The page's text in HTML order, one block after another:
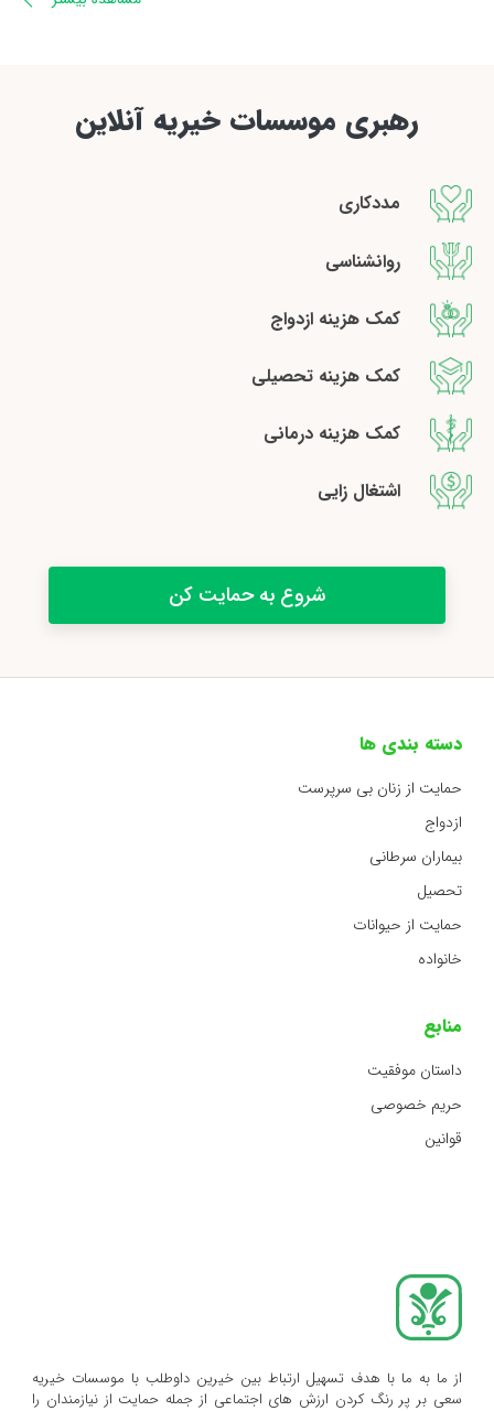
رهبری موسسات خیریه آنلاین
مددکاری
روانشناسی
کمک هزینه ازدواج
کمک هزینه تحصیلی
کمک هزینه درمانی
اشتغال زایی
شروع به حمایت کن
دسته بندی ها
حمایت از زنان بی سرپرست
ازدواج
بیماران سرطانی
تحصیل
حمایت از حیوانات
خانواده
منابع
داستان موفقیت
حریم خصوصی
قوانین
از ما به ما با هدف تسهیل ارتباط بین خیرین داوطلب با موسسات خیریه
سعی بر پر رنگ کردن ارزش های اجتماعی از جمله حمایت از نیازمندان را